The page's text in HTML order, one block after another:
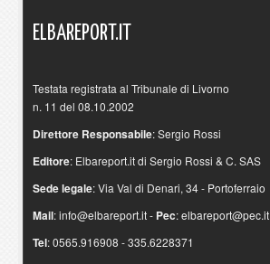
ELBAREPORT.IT
Testata registrata al Tribunale di Livorno
n. 11 del 08.10.2002
Direttore Responsabile: Sergio Rossi
Editore: Elbareport.it di Sergio Rossi & C. SAS
Sede legale: Via Val di Denari, 34 - Portoferraio
Mail:info@elbareport.it- Pec:elbareport@pec.it
Tel: 0565.916908 - 335.6228371